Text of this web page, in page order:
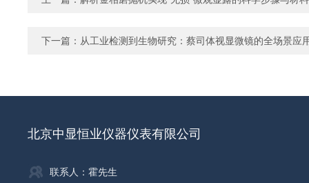
下一篇： 从工业检测到生物研究：蔡司体视显微镜的全场景应
北京中显恒业仪器仪表有限公司
联系人：霍先生